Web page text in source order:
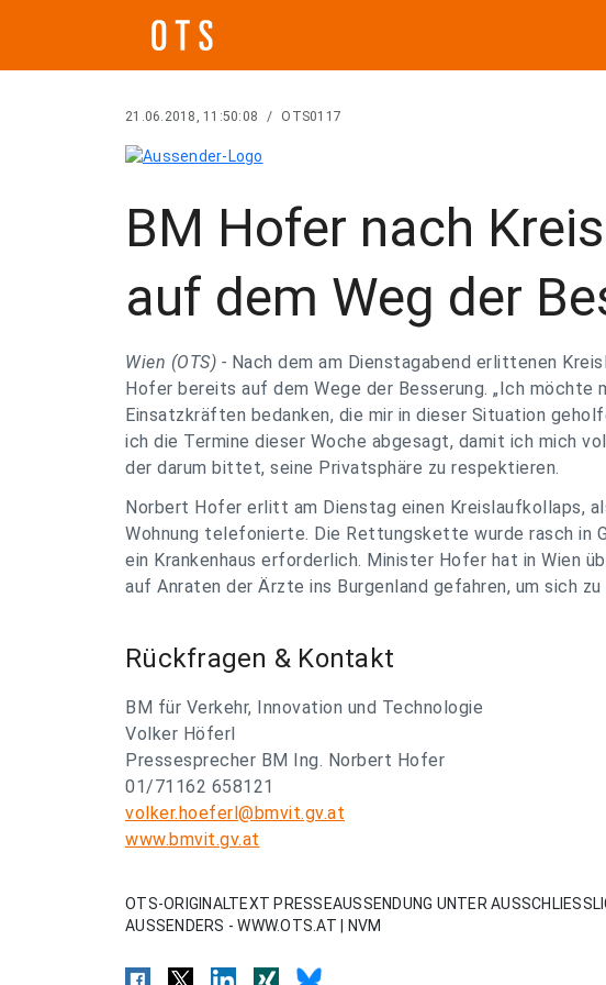
21.06.2018, 11:50:08 / OTS0117
BM Hofer nach
auf dem Weg der
Wien (OTS) - Nach dem am Dienstagabend erlittenen
Hofer bereits auf dem Wege der Besserung. „Ich möchte
Einsatzkräften bedanken, die mir in dieser Situation
ich die Termine dieser Woche abgesagt, damit ich mich
der darum bittet, seine Privatsphäre zu respektieren.
Norbert Hofer erlitt am Dienstag einen Kreislaufkollaps,
Wohnung telefonierte. Die Rettungskette wurde rasch in
ein Krankenhaus erforderlich. Minister Hofer hat in Wien
auf Anraten der Ärzte ins Burgenland gefahren, um sich zu
Rückfragen & Kontakt
BM für Verkehr, Innovation und Technologie
Volker Höferl
Pressesprecher BM Ing. Norbert Hofer
01/71162 658121
volker.hoeferl@bmvit.gv.at
www.bmvit.gv.at
OTS-ORIGINALTEXT PRESSEAUSSENDUNG UNTER
AUSSENDERS - WWW.OTS.AT | NVM